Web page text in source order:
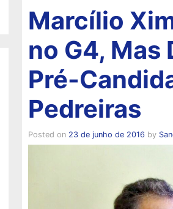
Marcílio
no G4, Mas
Pré-
Pedreiras
Posted on 23 de junho de 2016 by